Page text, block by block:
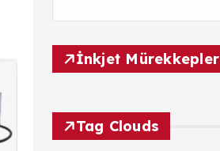
İnkjet Mürekkepler
Tag Clouds